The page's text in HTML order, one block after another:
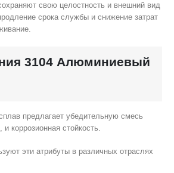
свою целостность и внешний вид
срока службы и снижение затрат
3104 Алюминиевый
предлагает убедительную смесь
коррозионная стойкость.
эти атрибуты в различных отраслях